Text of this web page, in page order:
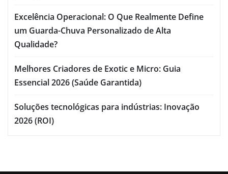
Excelência Operacional: O Que Realmente Define
um Guarda-Chuva Personalizado de Alta
Qualidade?
Melhores Criadores de Exotic e Micro: Guia
Essencial 2026 (Saúde Garantida)
Soluções tecnológicas para indústrias: Inovação
2026 (ROI)